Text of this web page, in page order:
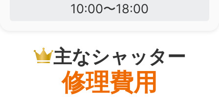
10:00〜18:00
主なシャッター
修理費用